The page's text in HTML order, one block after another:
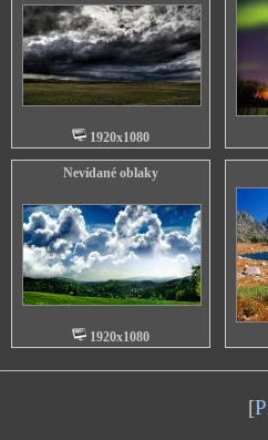
1920x1080
Nevídané oblaky
1920x1080
[